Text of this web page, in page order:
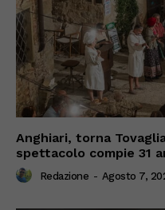
Anghiari, torna
spettacolo compie 31
Redazione - Agosto 7,